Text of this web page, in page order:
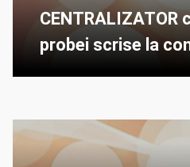
CENTRALIZATOR
probei scrise la